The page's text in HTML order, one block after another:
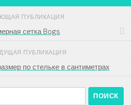
ПУБЛИКАЦИЯ
сетка Bogs
ПУБЛИКАЦИЯ
по стельке в сантиметрах